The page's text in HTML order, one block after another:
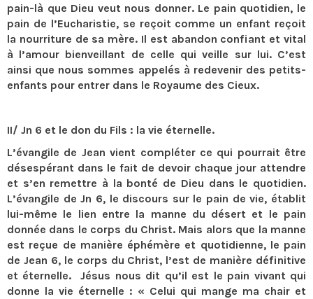
pain-là que Dieu veut nous donner. Le pain quotidien, le
pain de l’Eucharistie, se reçoit comme un enfant reçoit
la nourriture de sa mère. Il est abandon confiant et vital
à l’amour bienveillant de celle qui veille sur lui. C’est
ainsi que nous sommes appelés à redevenir des petits-
enfants pour entrer dans le Royaume des Cieux.
II/ Jn 6 et le don du Fils : la vie éternelle.
L’évangile de Jean vient compléter ce qui pourrait être
désespérant dans le fait de devoir chaque jour attendre
et s’en remettre à la bonté de Dieu dans le quotidien.
L’évangile de Jn 6, le discours sur le pain de vie, établit
lui-même le lien entre la manne du désert et le pain
donnée dans le corps du Christ. Mais alors que la manne
est reçue de manière éphémère et quotidienne, le pain
de Jean 6, le corps du Christ, l’est de manière définitive
et éternelle. Jésus nous dit qu’il est le pain vivant qui
donne la vie éternelle : « Celui qui mange ma chair et